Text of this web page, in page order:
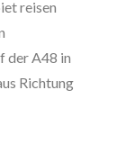
reisen
der A48 in
Richtung